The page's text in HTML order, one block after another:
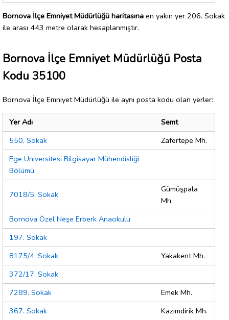
Bornova İlçe Emniyet Müdürlüğü haritasına en yakın yer 206. Sokak
ile arası 443 metre olarak hesaplanmıştır.
Bornova İlçe Emniyet Müdürlüğü Posta
Kodu 35100
Bornova İlçe Emniyet Müdürlüğü ile aynı posta kodu olan yerler:
Yer Adı
Semt
550. Sokak
Zafertepe Mh.
Ege Üniversitesi Bilgisayar Mühendisliği
Bölümü
7018/5. Sokak
Gümüşpala
Mh.
Bornova Özel Neşe Erberk Anaokulu
197. Sokak
8175/4. Sokak
Yakakent Mh.
372/17. Sokak
7289. Sokak
Emek Mh.
367. Sokak
Kazımdirik Mh.